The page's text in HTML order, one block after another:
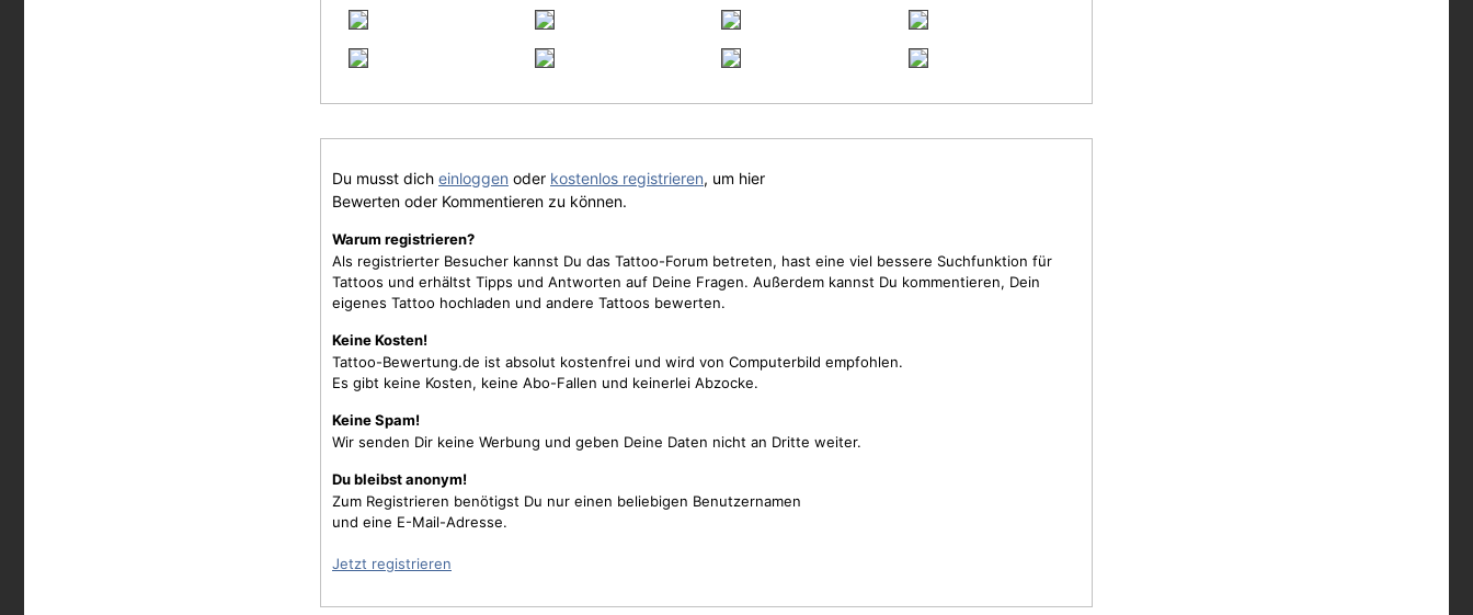
Du musst dich einloggen oder kostenlos registrieren, um hier
Bewerten oder Kommentieren zu können.
Warum registrieren?
Als registrierter Besucher kannst Du das Tattoo-Forum betreten, hast eine viel bessere Suchfunktion für
Tattoos und erhältst Tipps und Antworten auf Deine Fragen. Außerdem kannst Du kommentieren, Dein
eigenes Tattoo hochladen und andere Tattoos bewerten.
Keine Kosten!
Tattoo-Bewertung.de ist absolut kostenfrei und wird von Computerbild empfohlen.
Es gibt keine Kosten, keine Abo-Fallen und keinerlei Abzocke.
Keine Spam!
Wir senden Dir keine Werbung und geben Deine Daten nicht an Dritte weiter.
Du bleibst anonym!
Zum Registrieren benötigst Du nur einen beliebigen Benutzernamen
und eine E-Mail-Adresse.
Jetzt registrieren